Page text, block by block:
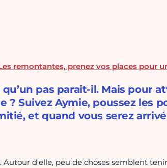
remontantes, prenez vos places pour
qu’un pas parait-il. Mais pour
? Suivez Aymie, poussez les
et quand vous serez
d'elle, peu de choses semblent